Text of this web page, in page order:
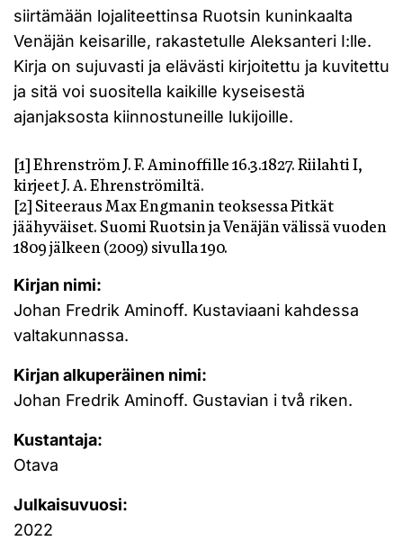
siirtämään lojaliteettinsa Ruotsin kuninkaalta
Venäjän keisarille, rakastetulle Aleksanteri I:lle.
Kirja on sujuvasti ja elävästi kirjoitettu ja kuvitettu
ja sitä voi suositella kaikille kyseisestä
ajanjaksosta kiinnostuneille lukijoille.
[1] Ehrenström J. F. Aminoffille 16.3.1827. Riilahti I,
kirjeet J. A. Ehrenströmiltä.
[2] Siteeraus Max Engmanin teoksessa Pitkät
jäähyväiset. Suomi Ruotsin ja Venäjän välissä vuoden
1809 jälkeen (2009) sivulla 190.
Kirjan nimi:
Johan Fredrik Aminoff. Kustaviaani kahdessa
valtakunnassa.
Kirjan alkuperäinen nimi:
Johan Fredrik Aminoff. Gustavian i två riken.
Kustantaja:
Otava
Julkaisuvuosi:
2022